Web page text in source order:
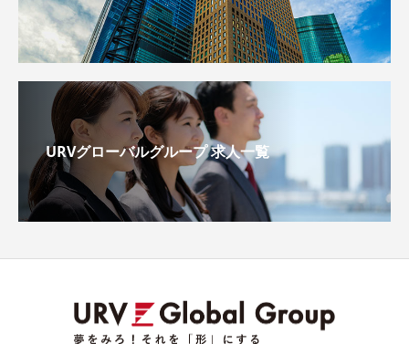
URVグローバルグループ 求人一覧